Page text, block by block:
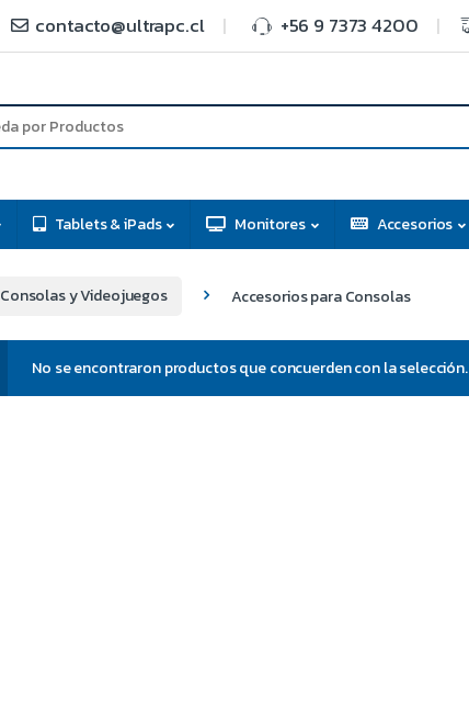
contacto@ultrapc.cl +56 9 7373 4200
Tablets & iPads Monitores Accesorios
Consolas y Videojuegos Accesorios para Consolas
No se encontraron productos que concuerden con la selección.